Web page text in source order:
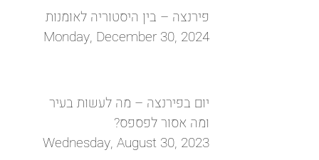
פירנצה – בין היסטוריה לאומנות
Monday, December 30, 2024
יום בפירנצה – מה לעשות בעיר
ומה אסור לפספס?
Wednesday, August 30, 2023